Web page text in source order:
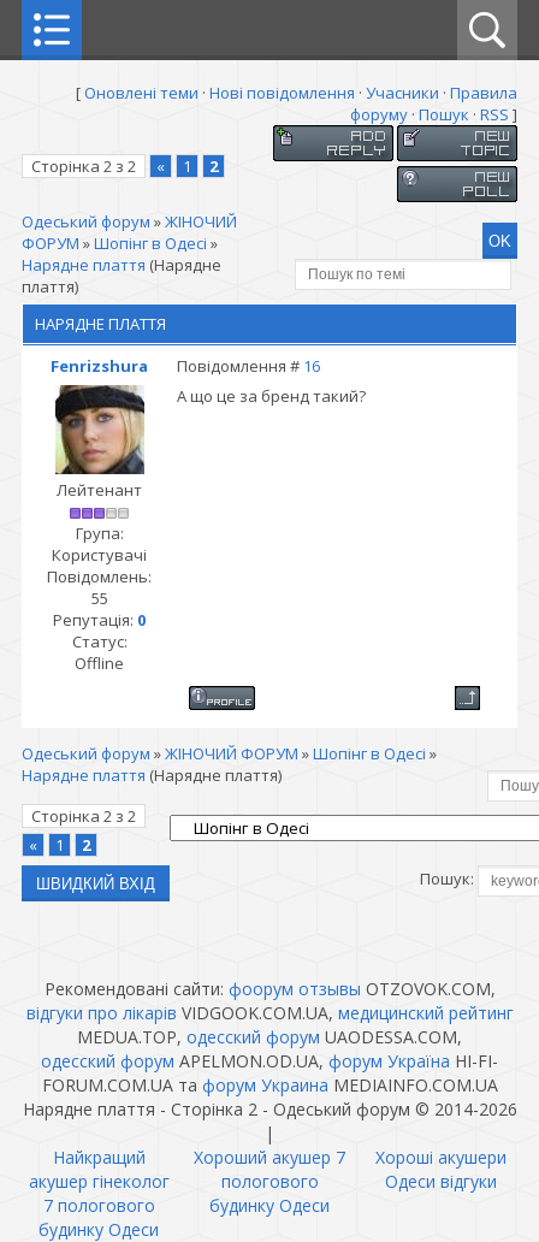
[Оновлені теми · Нові повідомлення · Учасники · Правила
форуму · Пошук · RSS ]
Сторінка 2 з 2 « 1 2
Одеський форум »ЖІНОЧИЙ
ФОРУМ »Шопінг в Одесі »
Нарядне плаття (Нарядне
плаття)
НАРЯДНЕ ПЛАТТЯ
Fenrizshura
Повідомлення # 16
Лейтенант
Група:
Користувачі
Повідомлень:
55
Репутація: 0
Статус:
Offline
А що це за бренд такий?
Одеський форум »ЖІНОЧИЙ ФОРУМ »Шопінг в Одесі »
Нарядне плаття (Нарядне плаття)
Сторінка 2 з 2
«
1
2
Пошук:
Рекомендовані сайти: фоорум отзывы OTZOVOK.COM,
відгуки про лікарів VIDGOOK.COM.UA, медицинский рейтинг
MEDUA.TOP, одесский форум UAODESSA.COM,
одесский форум APELMON.OD.UA, форум Україна HI-FI-
FORUM.COM.UA та форум Украина MEDIAINFO.COM.UA
Нарядне плаття - Сторінка 2 - Одеський форум © 2014-2026
|
Найкращий
акушер гінеколог
7 пологового
будинку Одеси
Хороший акушер 7
пологового
будинку Одеси
Хороші акушери
Одеси відгуки